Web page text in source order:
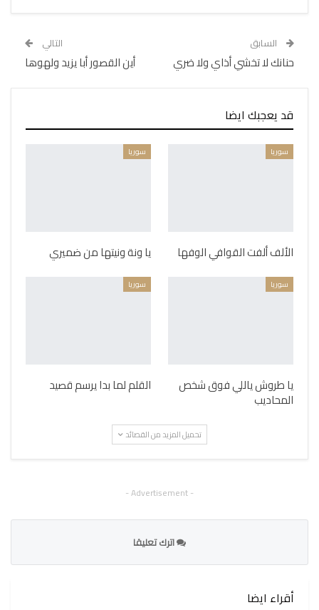
السابق
حنانك لا تخشي أذاي ولا ضري
التالي
أين القصور أبا يزيد ولهوها
قد يعجبك ايضا
سوريا
الألف ألفت القوافي الوفها
سوريا
يا ونة ونيتها من ضميري
سوريا
يا طروش ياللي فوق شخص
المحاديب
سوريا
القلم لما بدا يرسم قصيد
تحميل المزيد من القصائد
- Advertisement -
اترك تعليقا
أقراء ايضا